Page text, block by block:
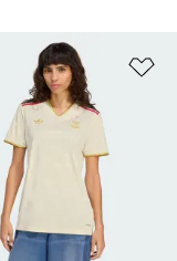
de Desejos